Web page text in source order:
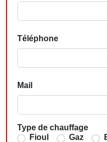
Téléphone
Mail
Type de chauffage
Fioul
Gaz